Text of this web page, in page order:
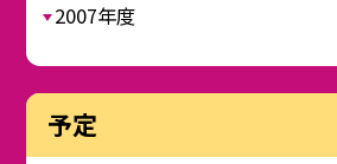
2007年度
予定